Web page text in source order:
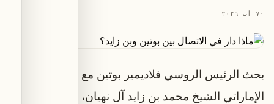
· ٧ آب ٢٠٢٦
بحث الرئيس الروسي فلاديمير بوتين مع الرئيس
الإماراتي الشيخ محمد بن زايد آل نهيان، في "مختلف